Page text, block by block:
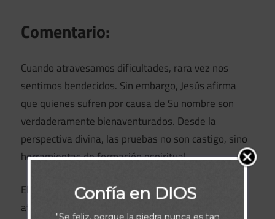
Comentario:
Cuando atravesamos dificultades, rara vez nos
sentimos bendecidos. Sin embargo, Jesús afirma
que quienes sufren por causa de Su nombre son
verdaderamente bienaventurados. Desde la
perspectiva divina, las pruebas no son castigo, sino
herramientas de formación espiritual.
El sufrimiento prueba nuestra fe. Solo cuando
atravesamos momentos difíciles descubrimos cuán
Confía en DIOS